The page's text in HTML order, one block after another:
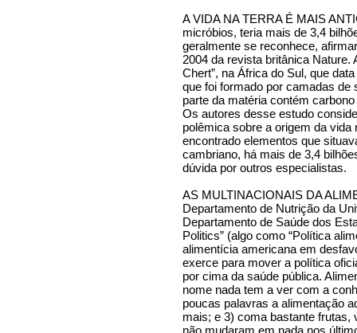
A VIDA NA TERRA É MAIS
micróbios, teria mais de 3,4
geralmente se reconhece,
2004 da revista britânica Nature.
Chert”, na África do Sul, que
que foi formado por camadas
parte da matéria contém
Os autores desse estudo
polêmica sobre a origem da
encontrado elementos que
cambriano, há mais de 3,4
dúvida por outros especialistas.
AS MULTINACIONAIS DA
Departamento de Nutrição da
Departamento de Saúde dos
Politics” (algo como “Política
alimentícia americana em
exerce para mover a política
por cima da saúde pública.
nome nada tem a ver com a
poucas palavras a alimentação
mais; e 3) coma bastante
não mudaram em nada nos